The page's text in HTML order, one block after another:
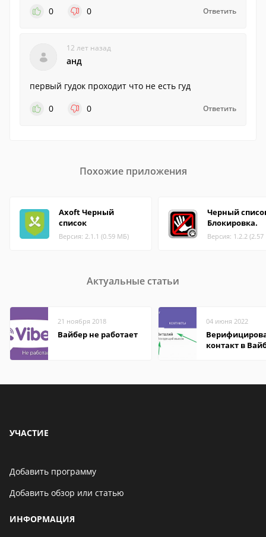
0
0 Ответить
12 лет назад
анд
первый гудок проходит что не есть гуд
0
0 Ответить
Похожие приложения
Axoft Черный
список
Версия: 2.1.1 (0.59 МБ)
Черный
Блокировка.
Версия: 1.2.2
Актуальные статьи
21 ноября 2018
Вайбер не работает
04 июня 2022
контакт в
УЧАСТИЕ
Добавить программу
Добавить обзор или статью
ИНФОРМАЦИЯ